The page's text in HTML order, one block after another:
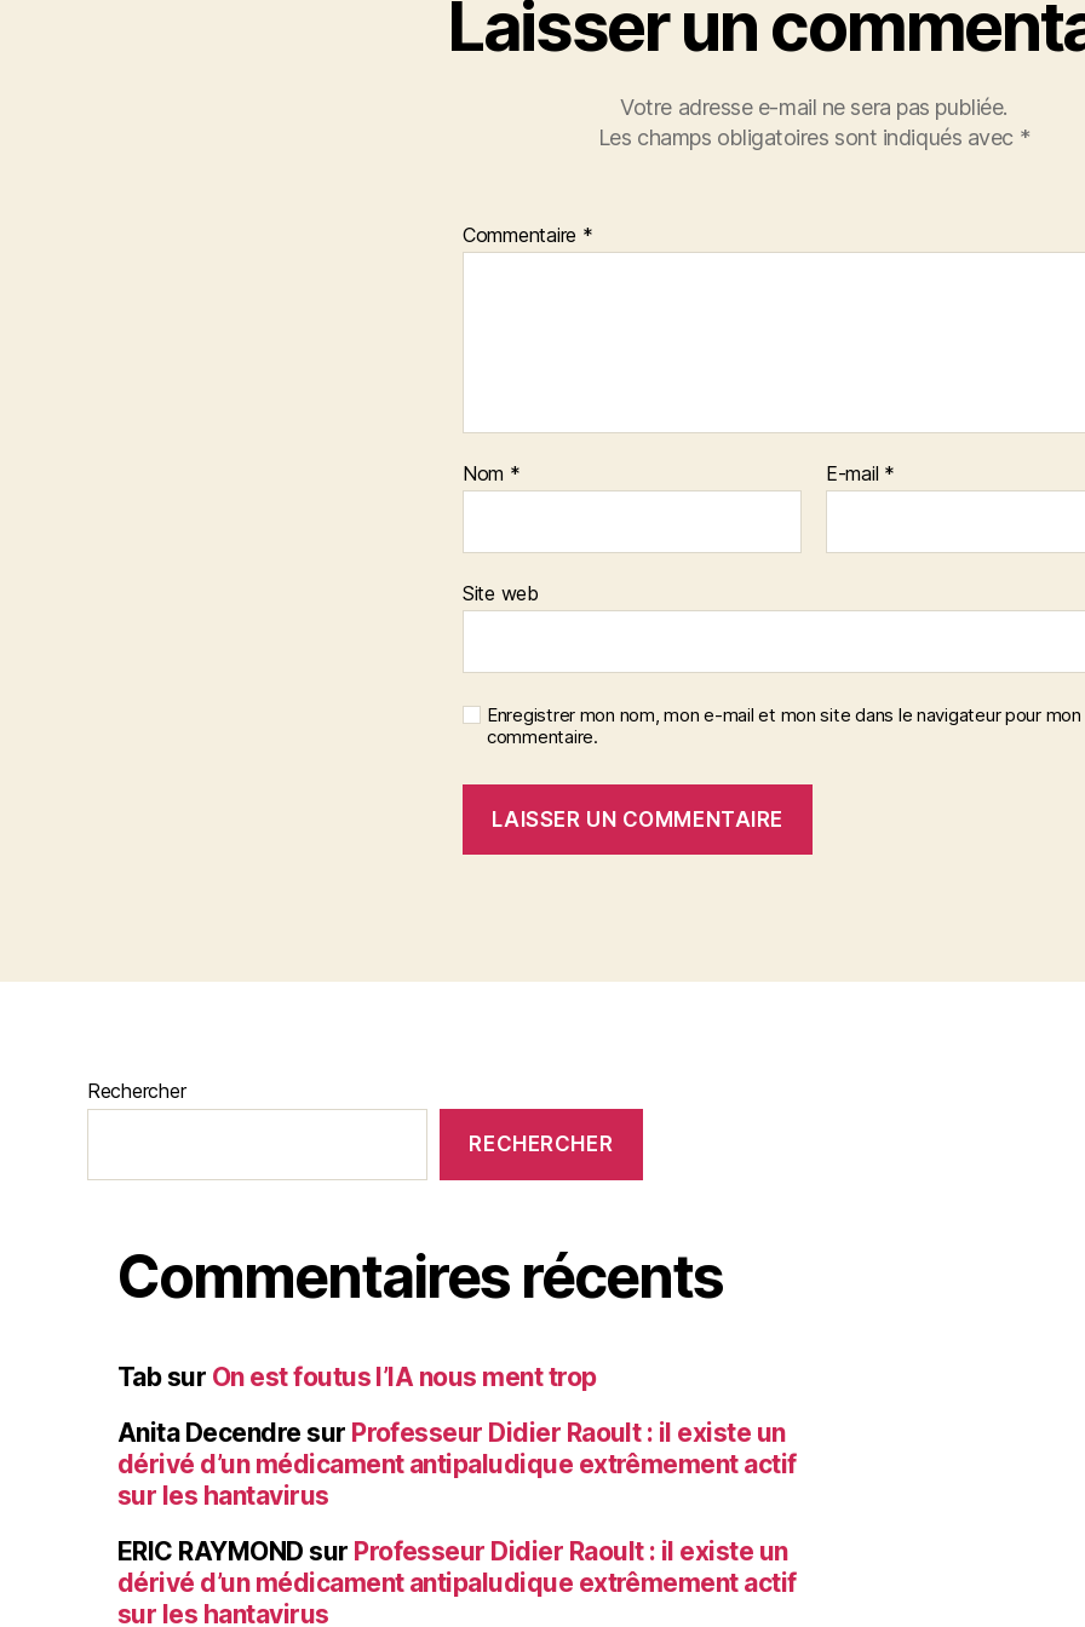
Laisser un
Votre adresse e-mail ne sera pas publiée.
Les champs obligatoires sont indiqués avec *
Commentaire *
Nom * E-mail *
Site web
Enregistrer mon nom, mon e-mail et mon site dans le navigateur pour mon
commentaire.
Rechercher
RECHERCHER
Commentaires récents
Tabsur On est foutus l’IA nous ment trop
Anita Decendre sur Professeur Didier Raoult : il existe un
dérivé d’un médicament antipaludique extrêmement actif
sur les hantavirus
ERIC RAYMOND sur Professeur Didier Raoult : il existe un
dérivé d’un médicament antipaludique extrêmement actif
sur les hantavirus